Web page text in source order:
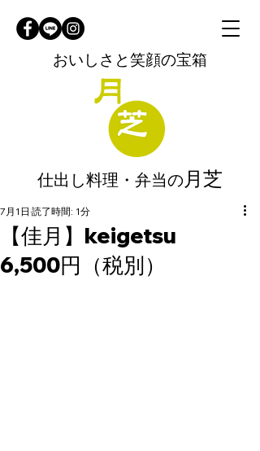
おいしさと笑顔の宝箱
仕出し料理・弁当の 月芝
【佳月】keigetsu
6,500円（税別）
7月1日 読了時間: 1分